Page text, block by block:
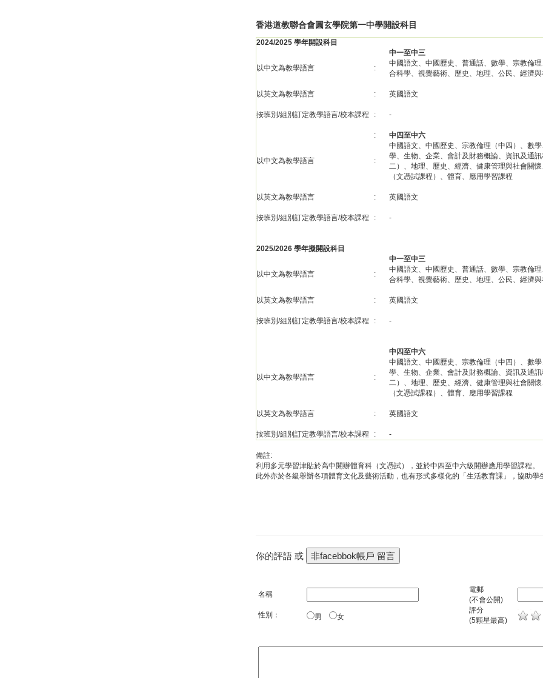
香港道教聯合會圓玄學院第一中學開設科目
2024/2025 學年開設科目
中一至中三
以中文為教學語言
:
中國語文、中國歷史、普通話、數學、宗教倫
合科學、視覺藝術、歷史、地理、公民、經濟
以英文為教學語言 : 英國語文
按班別/組別訂定教學語言/校本課程 : -
: 中四至中六
以中文為教學語言 :
中國語文、中國歷史、宗教倫理（中四）、數
學、生物、企業、會計及財務概論、資訊及通
二）、地理、歷史、經濟、健康管理與社會關
（文憑試課程）、體育、應用學習課程
以英文為教學語言 : 英國語文
按班別/組別訂定教學語言/校本課程 : -
2025/2026 學年擬開設科目
中一至中三
以中文為教學語言
:
中國語文、中國歷史、普通話、數學、宗教倫
合科學、視覺藝術、歷史、地理、公民、經濟
以英文為教學語言 : 英國語文
按班別/組別訂定教學語言/校本課程 : -
中四至中六
以中文為教學語言 :
中國語文、中國歷史、宗教倫理（中四）、數
學、生物、企業、會計及財務概論、資訊及通
二）、地理、歷史、經濟、健康管理與社會關
（文憑試課程）、體育、應用學習課程
以英文為教學語言 : 英國語文
按班別/組別訂定教學語言/校本課程 : -
備註:
利用多元學習津貼於高中開辦體育科（文憑試），並於中四至中六級開辦應用學習課程。
此外亦於各級舉辦各項體育文化及藝術活動，也有形式多樣化的「生活教育課」，協助學
你的評語 或
名稱
電郵
(不會公開)
性別：
男 女
評分
(5顆星最高)